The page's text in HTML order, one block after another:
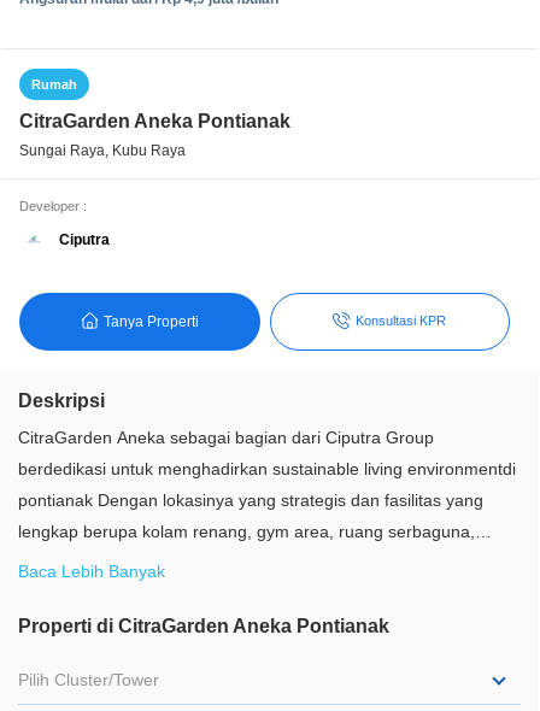
Rumah
CitraGarden Aneka Pontianak
Sungai Raya, Kubu Raya
Developer :
Ciputra
Tanya Properti Konsultasi KPR
Deskripsi
CitraGarden Aneka sebagai bagian dari Ciputra Group
berdedikasi untuk menghadirkan sustainable living environmentdi
pontianak Dengan lokasinya yang strategis dan fasilitas yang
lengkap berupa kolam renang, gym area, ruang serbaguna,
lapangan basket, jogging track, dsb, CitraGarden Aneka
dan berkembang bersama keluarga sekaligus menyediakan
Baca Lebih Banyak
Properti di CitraGarden Aneka Pontianak
Pilih Cluster/Tower